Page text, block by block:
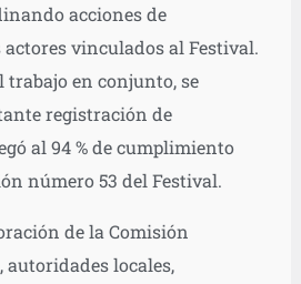
acciones de
vinculados al Festival.
trabajo en conjunto, se
registración de
al 94 % de cumplimiento
número 53 del Festival.
de la Comisión
autoridades locales,